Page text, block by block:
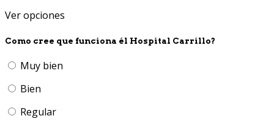
Ver opciones
Como cree que funciona él Hospital Carrillo?
Muy bien
Bien
Regular